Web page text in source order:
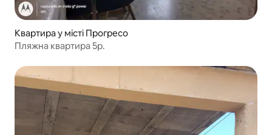
Квартира у місті Прогресо
Пляжна квартира 5p.